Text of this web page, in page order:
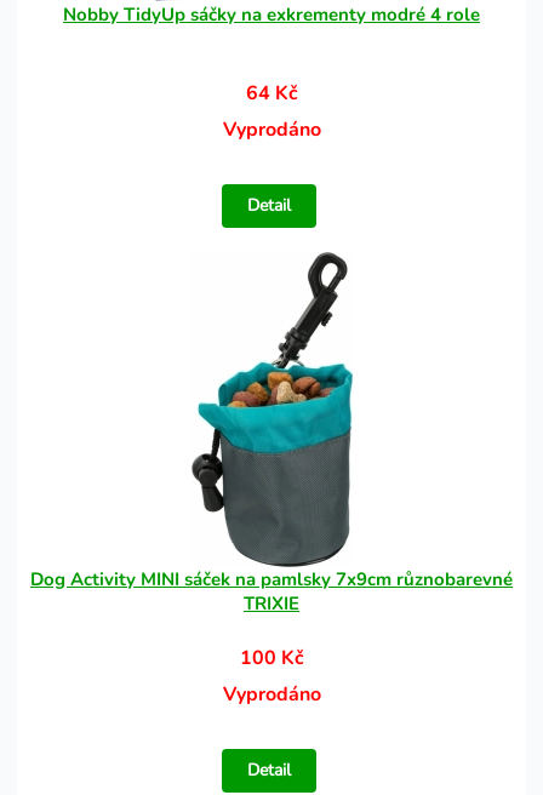
Nobby TidyUp sáčky na exkrementy modré 4 role
64 Kč
Vyprodáno
Detail
Dog Activity MINI sáček na pamlsky 7x9cm různobarevné
TRIXIE
100 Kč
Vyprodáno
Detail